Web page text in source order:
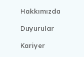
Hakkımızda
Duyurular
Kariyer